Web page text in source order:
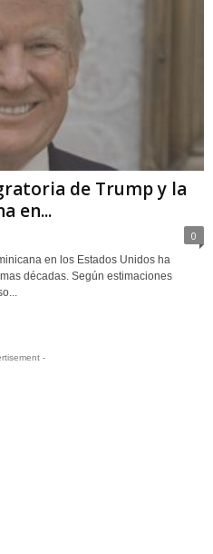
de Trump y la
en...
0
en los Estados Unidos ha
décadas. Según estimaciones
-